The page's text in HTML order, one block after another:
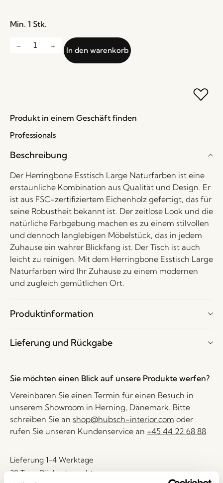
Min. 1 Stk.
In den warenkorb
Produkt in einem Geschäft finden
Professionals
Beschreibung
Der Herringbone Esstisch Large Naturfarben ist eine
erstaunliche Kombination aus Qualität und Design. Er
ist aus FSC-zertifiziertem Eichenholz gefertigt, das für
seine Robustheit bekannt ist. Der zeitlose Look und die
natürliche Farbgebung machen es zu einem stilvollen
und dennoch langlebigen Möbelstück, das in jedem
Zuhause ein wahrer Blickfang ist. Der Tisch ist auch
leicht zu reinigen. Mit dem Herringbone Esstisch Large
Naturfarben wird Ihr Zuhause zu einem modernen
und zugleich gemütlichen Ort.
Produktinformation
Lieferung und Rückgabe
Sie möchten einen Blick auf unsere Produkte werfen?
Vereinbaren Sie einen Termin für einen Besuch in
unserem Showroom in Herning, Dänemark. Bitte
schreiben Sie an shop@hubsch-interior.com oder
rufen Sie unseren Kundenservice an +45 44 22 68 88.
Lieferung 1-4 Werktage
30 Tage Rückgaberecht